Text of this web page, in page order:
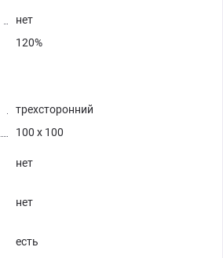
нет
120%
трехсторонний
100 x 100
нет
нет
есть